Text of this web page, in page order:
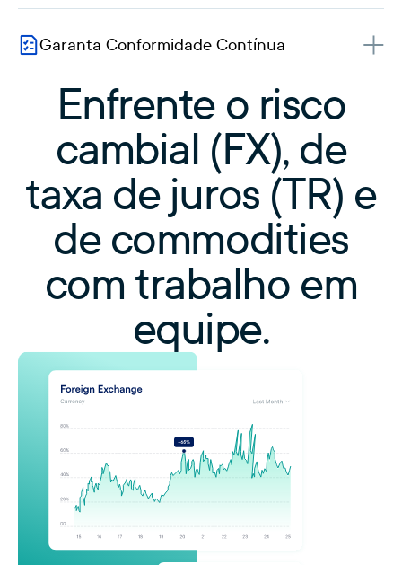
Garanta Conformidade Contínua
Enfrente o risco
cambial (FX), de
taxa de juros (TR) e
de commodities
com trabalho em
equipe.